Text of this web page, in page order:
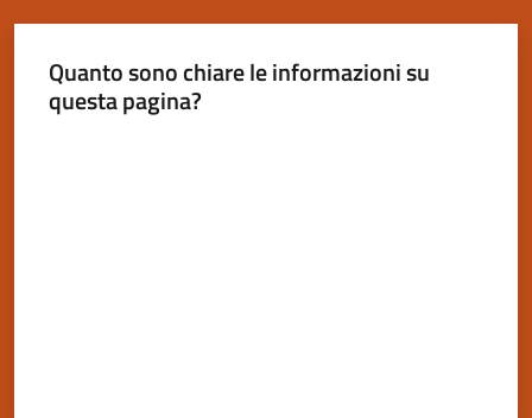
Servizi
Quanto sono chiare le informazioni su
questa pagina?